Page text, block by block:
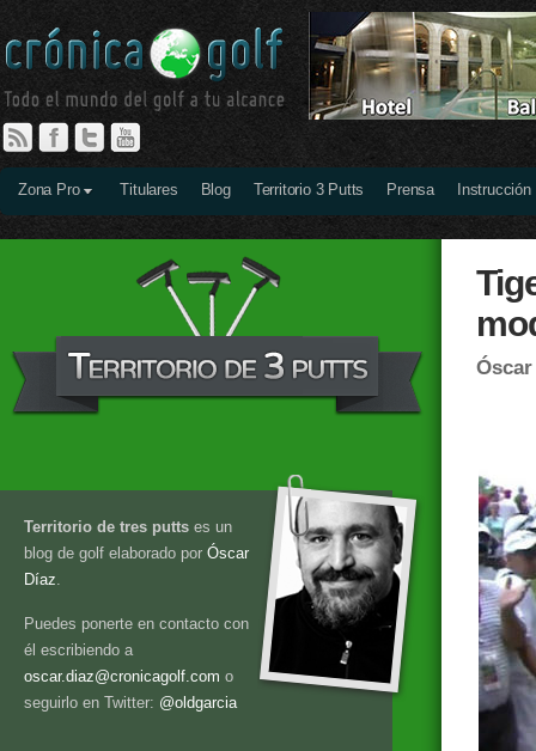
Zona Pro Titulares Blog Territorio 3 Putts Prensa Instrucción
Territorio de tres putts es un
blog de golf elaborado por Óscar
Díaz.
Puedes ponerte en contacto con
él escribiendo a
oscar.diaz@cronicagolf.com o
seguirlo en Twitter: @oldgarcia